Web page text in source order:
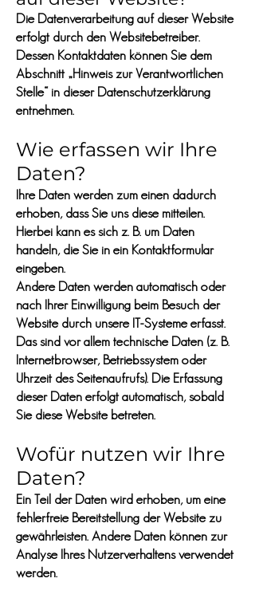
Die Datenverarbeitung auf dieser Website
erfolgt durch den Websitebetreiber.
Dessen Kontaktdaten können Sie dem
Abschnitt „Hinweis zur Verantwortlichen
Stelle“ in dieser Datenschutzerklärung
entnehmen.
Wie erfassen wir Ihre
Daten?
Ihre Daten werden zum einen dadurch
erhoben, dass Sie uns diese mitteilen.
Hierbei kann es sich z. B. um Daten
handeln, die Sie in ein Kontaktformular
eingeben.
Andere Daten werden automatisch oder
nach Ihrer Einwilligung beim Besuch der
Website durch unsere IT-Systeme erfasst.
Das sind vor allem technische Daten (z. B.
Internetbrowser, Betriebssystem oder
Uhrzeit des Seitenaufrufs). Die Erfassung
dieser Daten erfolgt automatisch, sobald
Sie diese Website betreten.
Wofür nutzen wir Ihre
Daten?
Ein Teil der Daten wird erhoben, um eine
fehlerfreie Bereitstellung der Website zu
gewährleisten. Andere Daten können zur
Analyse Ihres Nutzerverhaltens verwendet
werden.